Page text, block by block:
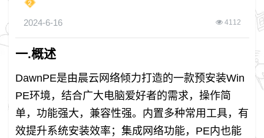
2024-6-16 4112
一.概述
DawnPE是由晨云网络倾力打造的一款预安装Win
PE环境，结合广大电脑爱好者的需求，操作简
单，功能强大，兼容性强。内置多种常用工具，有
效提升系统安装效率；集成网络功能，PE内也能